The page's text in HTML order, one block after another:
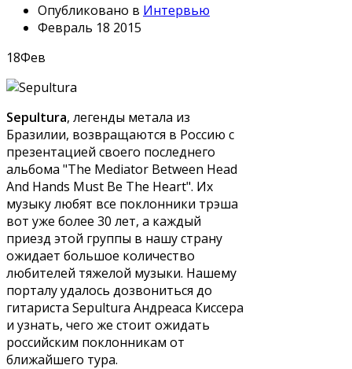
Опубликовано в Интервью
Февраль 18 2015
18Фев
Sepultura, легенды метала из
Бразилии, возвращаются в Россию с
презентацией своего последнего
альбома "The Mediator Between Head
And Hands Must Be The Heart". Их
музыку любят все поклонники трэша
вот уже более 30 лет, а каждый
приезд этой группы в нашу страну
ожидает большое количество
любителей тяжелой музыки. Нашему
порталу удалось дозвониться до
гитариста Sepultura Андреаса Киссера
и узнать, чего же стоит ожидать
российским поклонникам от
ближайшего тура.